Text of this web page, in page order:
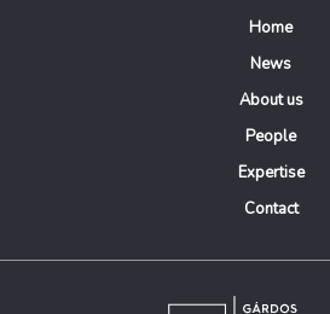
Home
News
About us
People
Expertise
Contact